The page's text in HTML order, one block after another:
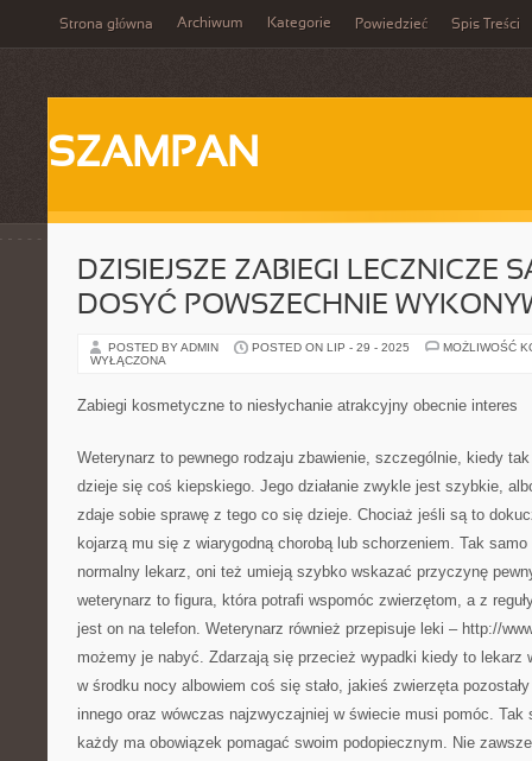
Strona główna Archiwum Kategorie Powiedzieć Spis Treści
SZAMPAN
DZISIEJSZE ZABIEGI LECZNICZE
DOSYĆ POWSZECHNIE
POSTED BY ADMIN POSTED ON LIP - 29 - 2025
MOŻLIWOŚĆ
WYŁĄCZONA
Zabiegi kosmetyczne to niesłychanie atrakcyjny obecnie interes
Weterynarz to pewnego rodzaju zbawienie, szczególnie, kiedy
dzieje się coś kiepskiego. Jego działanie zwykle jest szybkie,
zdaje sobie sprawę z tego co się dzieje. Chociaż jeśli są to
kojarzą mu się z wiarygodną chorobą lub schorzeniem. Tak
normalny lekarz, oni też umieją szybko wskazać przyczynę
weterynarz to figura, która potrafi wspomóc zwierzętom, a z
jest on na telefon. Weterynarz również przepisuje leki – http://
możemy je nabyć. Zdarzają się przecież wypadki kiedy to lekarz
w środku nocy albowiem coś się stało, jakieś zwierzęta
innego oraz wówczas najzwyczajniej w świecie musi pomóc. Tak
każdy ma obowiązek pomagać swoim podopiecznym. Nie